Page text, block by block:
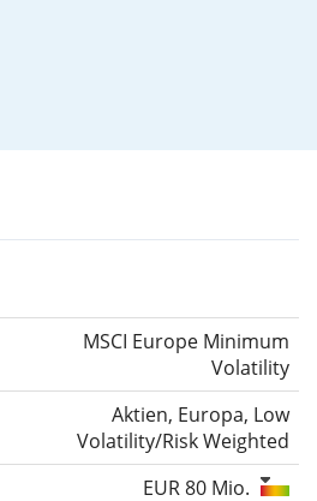
MSCI Europe Minimum
Volatility
Aktien, Europa, Low
Volatility/Risk Weighted
EUR 80 Mio.